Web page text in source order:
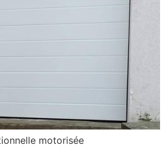
motorisée